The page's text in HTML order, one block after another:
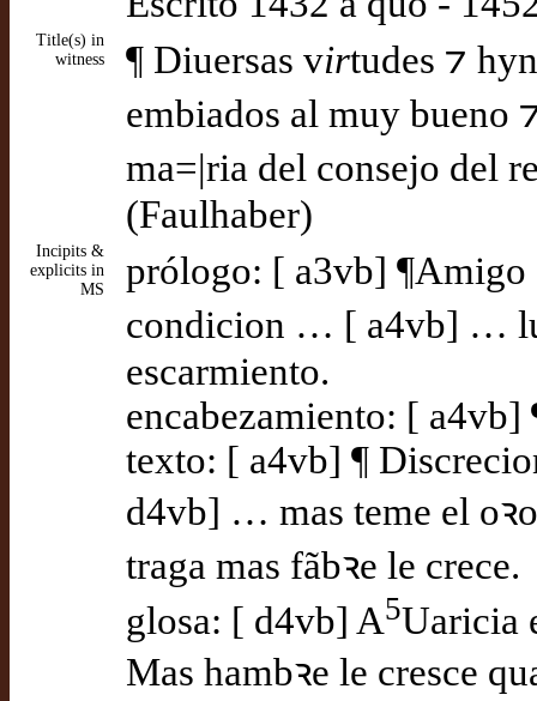
Title(s) in
witness
¶ Diuersas virtudes ⁊
embiados al muy bueno
ma=|ria del consejo del
(Faulhaber)
Incipits &
explicits in
MS
prólogo: [ a3vb] ¶Amigo
condicion … [ a4vb] …
escarmiento.
encabezamiento: [ a4vb]
texto: [ a4vb] ¶
d4vb] … mas teme el
traga mas fãbꝛe le crece.
glosa: [ d4vb] A5Uaricia
Mas hambꝛe le cresce